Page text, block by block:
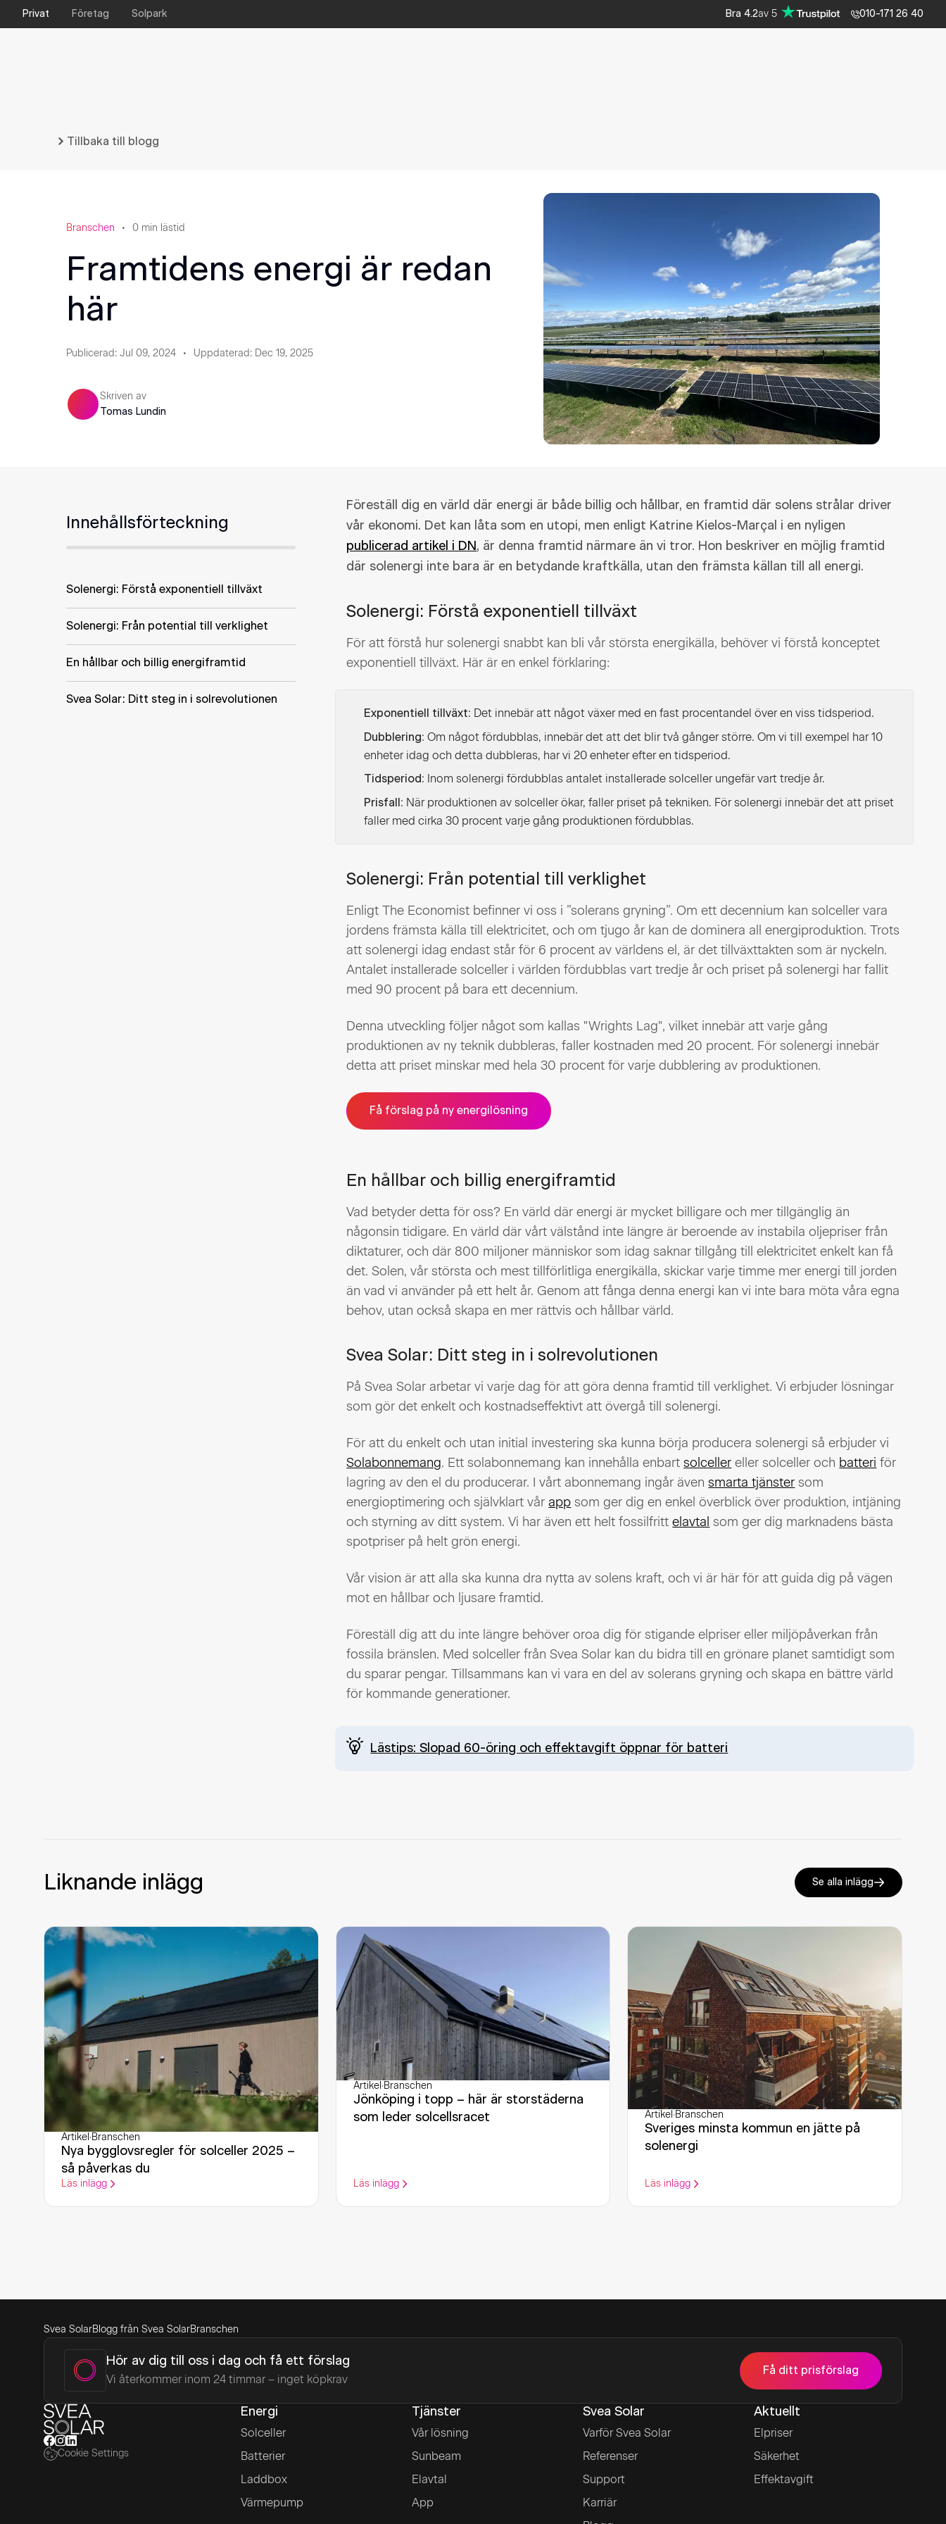
Privat Företag Solpark Bra 4.2av 5 010-171 26 40
Tillbaka till blogg
Branschen 0 min lästid
Framtidens energi är redan
här
Publicerad: Jul 09, 2024 Uppdaterad: Dec 19, 2025
Skriven av
Tomas Lundin
Innehållsförteckning
Solenergi: Förstå exponentiell tillväxt
Solenergi: Från potential till verklighet
En hållbar och billig energiframtid
Svea Solar: Ditt steg in i solrevolutionen
Föreställ dig en värld där energi är både billig och hållbar, en framtid där solens strålar driver
vår ekonomi. Det kan låta som en utopi, men enligt Katrine Kielos-Marçal i en nyligen
publicerad artikel i DN , är denna framtid närmare än vi tror. Hon beskriver en möjlig framtid
där solenergi inte bara är en betydande kraftkälla, utan den främsta källan till all energi.
Solenergi: Förstå exponentiell tillväxt
För att förstå hur solenergi snabbt kan bli vår största energikälla, behöver vi förstå konceptet
exponentiell tillväxt. Här är en enkel förklaring:
Exponentiell tillväxt: Det innebär att något växer med en fast procentandel över en viss tidsperiod.
Dubblering: Om något fördubblas, innebär det att det blir två gånger större. Om vi till exempel har 10
enheter idag och detta dubbleras, har vi 20 enheter efter en tidsperiod.
Tidsperiod: Inom solenergi fördubblas antalet installerade solceller ungefär vart tredje år.
Prisfall : När produktionen av solceller ökar, faller priset på tekniken. För solenergi innebär det att priset
faller med cirka 30 procent varje gång produktionen fördubblas.
Solenergi: Från potential till verklighet
Enligt The Economist befinner vi oss i ”solerans gryning”. Om ett decennium kan solceller vara
jordens främsta källa till elektricitet, och om tjugo år kan de dominera all energiproduktion. Trots
att solenergi idag endast står för 6 procent av världens el, är det tillväxttakten som är nyckeln.
Antalet installerade solceller i världen fördubblas vart tredje år och priset på solenergi har fallit
med 90 procent på bara ett decennium.
Denna utveckling följer något som kallas "Wrights Lag", vilket innebär att varje gång
produktionen av ny teknik dubbleras, faller kostnaden med 20 procent. För solenergi innebär
detta att priset minskar med hela 30 procent för varje dubblering av produktionen.
Få förslag på ny energilösning
En hållbar och billig energiframtid
Vad betyder detta för oss? En värld där energi är mycket billigare och mer tillgänglig än
någonsin tidigare. En värld där vårt välstånd inte längre är beroende av instabila oljepriser från
diktaturer, och där 800 miljoner människor som idag saknar tillgång till elektricitet enkelt kan få
det. Solen, vår största och mest tillförlitliga energikälla, skickar varje timme mer energi till jorden
än vad vi använder på ett helt år. Genom att fånga denna energi kan vi inte bara möta våra egna
behov, utan också skapa en mer rättvis och hållbar värld.
Svea Solar: Ditt steg in i solrevolutionen
På Svea Solar arbetar vi varje dag för att göra denna framtid till verklighet. Vi erbjuder lösningar
som gör det enkelt och kostnadseffektivt att övergå till solenergi.
För att du enkelt och utan initial investering ska kunna börja producera solenergi så erbjuder vi
Solabonnemang. Ett solabonnemang kan innehålla enbartsolceller eller solceller och batteri för
lagring av den el du producerar. I vårt abonnemang ingår ävensmarta tjänster som
energioptimering och självklart vårapp som ger dig en enkel överblick över produktion, intjäning
och styrning av ditt system. Vi har även ett helt fossilfrittelavtal som ger dig marknadens bästa
spotpriser på helt grön energi.
Vår vision är att alla ska kunna dra nytta av solens kraft, och vi är här för att guida dig på vägen
mot en hållbar och ljusare framtid.
Föreställ dig att du inte längre behöver oroa dig för stigande elpriser eller miljöpåverkan från
fossila bränslen. Med solceller från Svea Solar kan du bidra till en grönare planet samtidigt som
du sparar pengar. Tillsammans kan vi vara en del av solerans gryning och skapa en bättre värld
för kommande generationer.
Lästips: Slopad 60-öring och effektavgift öppnar för batteri
Liknande inlägg
Artikel ·Branschen
Nya bygglovsregler för solceller 2025 –
så påverkas du
Läs inlägg
Artikel ·Branschen
Jönköping i topp – här är storstäderna
som leder solcellsracet
Läs inlägg
Artikel ·Branschen
Sveriges minsta kommun en jätte på
solenergi
Läs inlägg
Se alla inlägg
Svea SolarBlogg från Svea SolarBranschen
Hör av dig till oss i dag och få ett förslag
Vi återkommer inom 24 timmar – inget köpkrav
Få ditt prisförslag
Cookie Settings
Energi
Solceller
Batterier
Laddbox
Värmepump
Tjänster
Vår lösning
Sunbeam
Elavtal
App
Svea Solar
Varför Svea Solar
Referenser
Support
Karriär
Aktuellt
Elpriser
Säkerhet
Effektavgift